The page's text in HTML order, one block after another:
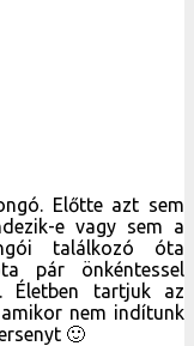
Előtte azt sem
e vagy sem a
találkozó óta
pár önkéntessel
Életben tartjuk az
nem indítunk
🙂